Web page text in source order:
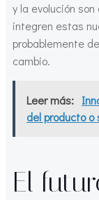
y la evolución
integren estas
probablemente
cambio.
Leer más:
del producto o
El